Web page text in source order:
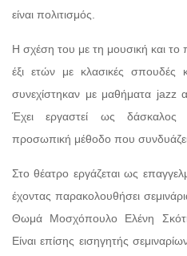
είναι πολιτισμός.
Η σχέση του με τη μουσική και το
έξι ετών με κλασικές σπουδές
συνεχίστηκαν με μαθήματα jazz
Έχει εργαστεί ως δάσκαλος
προσωπική μέθοδο που
Στο θέατρο εργάζεται ως
έχοντας παρακολουθήσει
Θωμά Μοσχόπουλο Ελένη
Είναι επίσης εισηγητής